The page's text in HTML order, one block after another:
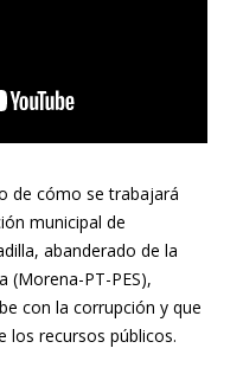
de cómo se trabajará
municipal de
abanderado de la
(Morena-PT-PES),
con la corrupción y que
los recursos públicos.